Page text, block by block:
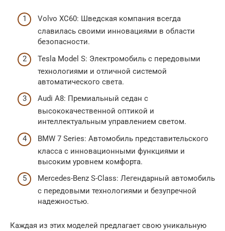
Volvo XC60: Шведская компания всегда
славилась своими инновациями в области
безопасности.
Tesla Model S: Электромобиль с передовыми
технологиями и отличной системой
автоматического света.
Audi A8: Премиальный седан с
высококачественной оптикой и
интеллектуальным управлением светом.
BMW 7 Series: Автомобиль представительского
класса с инновационными функциями и
высоким уровнем комфорта.
Mercedes-Benz S-Class: Легендарный автомобиль
с передовыми технологиями и безупречной
надежностью.
Каждая из этих моделей предлагает свою уникальную